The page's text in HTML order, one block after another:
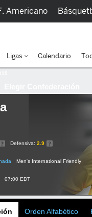
Defensiva: 2.9
Men's International Friendly
07:00 EDT
Orden Alfabético
Americano
Ligas Calendario